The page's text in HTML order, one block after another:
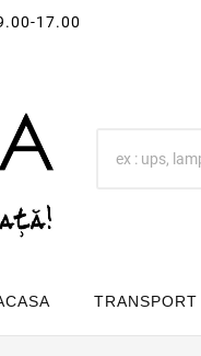
17.00
TRANSPORT